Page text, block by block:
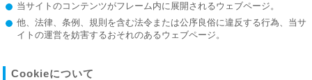
当サイトのコンテンツがフレーム内に展開されるウェブページ。
他、法律、条例、規則を含む法令または公序良俗に違反する行為、当サ
イトの運営を妨害するおそれのあるウェブページ。
Cookieについて